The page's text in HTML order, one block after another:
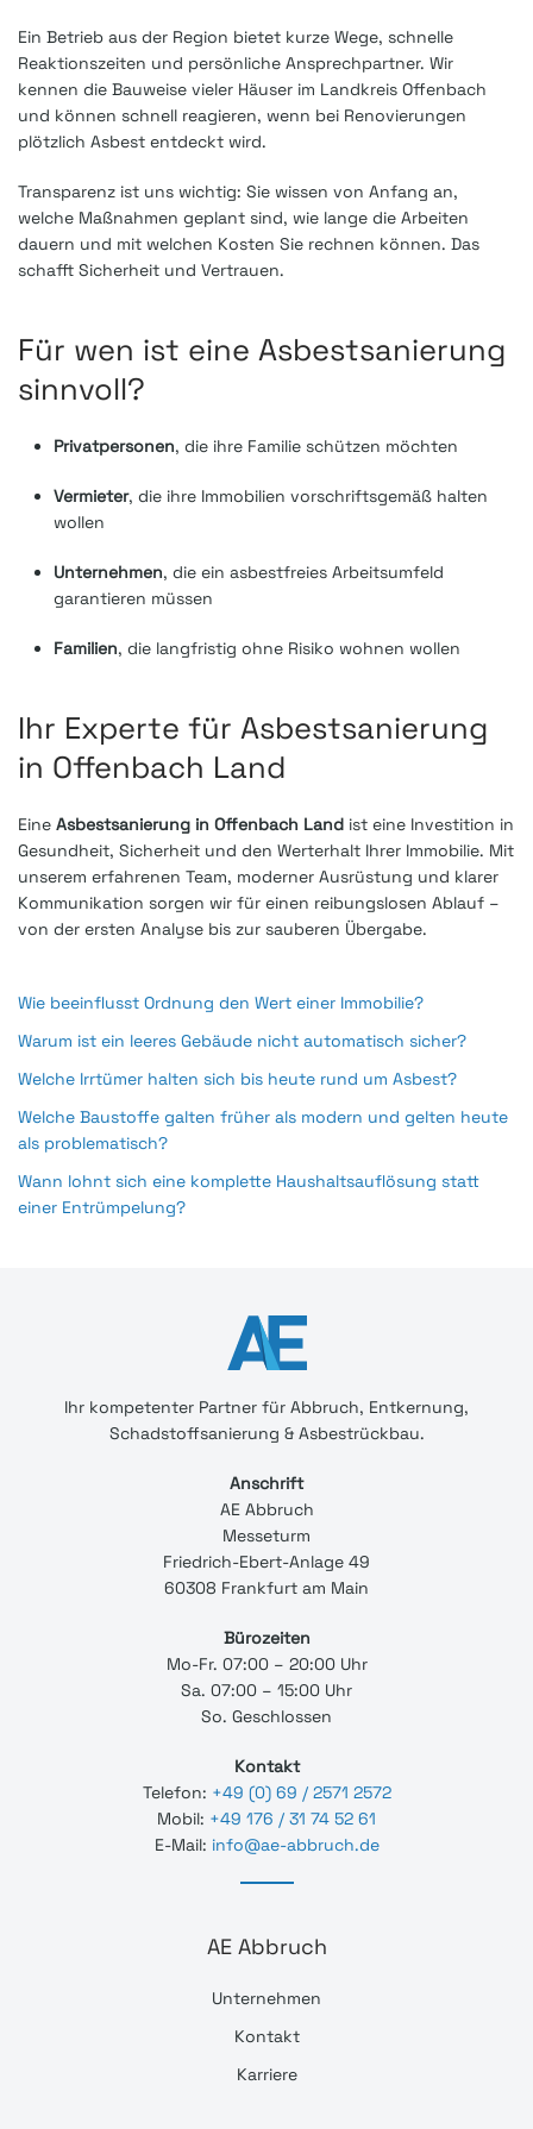
Ein Betrieb aus der Region bietet kurze Wege, schnelle
Reaktionszeiten und persönliche Ansprechpartner. Wir
kennen die Bauweise vieler Häuser im Landkreis Offenbach
und können schnell reagieren, wenn bei Renovierungen
plötzlich Asbest entdeckt wird.
Transparenz ist uns wichtig: Sie wissen von Anfang an,
welche Maßnahmen geplant sind, wie lange die Arbeiten
dauern und mit welchen Kosten Sie rechnen können. Das
schafft Sicherheit und Vertrauen.
Für wen ist eine Asbestsanierung
sinnvoll?
Privatpersonen, die ihre Familie schützen möchten
Vermieter, die ihre Immobilien vorschriftsgemäß halten
wollen
Unternehmen, die ein asbestfreies Arbeitsumfeld
garantieren müssen
Familien, die langfristig ohne Risiko wohnen wollen
Ihr Experte für Asbestsanierung
in Offenbach Land
Eine Asbestsanierung in Offenbach Land ist eine Investition in
Gesundheit, Sicherheit und den Werterhalt Ihrer Immobilie. Mit
unserem erfahrenen Team, moderner Ausrüstung und klarer
Kommunikation sorgen wir für einen reibungslosen Ablauf –
von der ersten Analyse bis zur sauberen Übergabe.
Wie beeinflusst Ordnung den Wert einer Immobilie?
Warum ist ein leeres Gebäude nicht automatisch sicher?
Welche Irrtümer halten sich bis heute rund um Asbest?
Welche Baustoffe galten früher als modern und gelten heute
als problematisch?
Wann lohnt sich eine komplette Haushaltsauflösung statt
einer Entrümpelung?
Ihr kompetenter Partner für Abbruch, Entkernung,
Schadstoffsanierung & Asbestrückbau.
Anschrift
AE Abbruch
Messeturm
Friedrich-Ebert-Anlage 49
60308 Frankfurt am Main
Bürozeiten
Mo-Fr. 07:00 – 20:00 Uhr
Sa. 07:00 – 15:00 Uhr
So. Geschlossen
Kontakt
Telefon: +49 (0) 69 / 2571 2572
Mobil: +49 176 / 31 74 52 61
E-Mail: info@ae-abbruch.de
AE Abbruch
Unternehmen
Kontakt
Karriere